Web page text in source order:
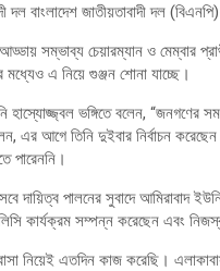
দল বাংলাদেশ জাতীয়তাবাদী দল (বিএনপি)
সম্ভাব্য চেয়ারম্যান ও মেম্বার
এ নিয়ে গুঞ্জন শোনা যাচ্ছে।
হাস্যোজ্জ্বল ভঙ্গিতে বলেন, “জনগণের
এর আগে তিনি দুইবার নির্বাচন
পারেননি।
দায়িত্ব পালনের সুবাদে আমিরাবাদ
কার্যক্রম সম্পন্ন করেছেন এবং
নিয়েই এতদিন কাজ করেছি।